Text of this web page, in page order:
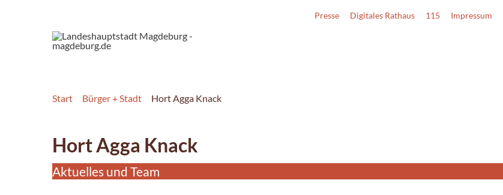
Presse Digitales Rathaus 115 Impressum
Start Bürger + Stadt Hort Agga Knack
Hort Agga Knack
Aktuelles und Team